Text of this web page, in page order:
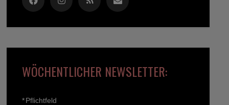
WÖCHENTLICHER NEWSLETTER:
*Pflichtfeld